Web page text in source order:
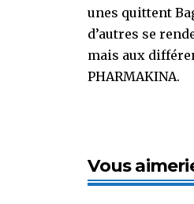
unes quittent
d’autres se
mais aux
PHARMAKINA.
Vous